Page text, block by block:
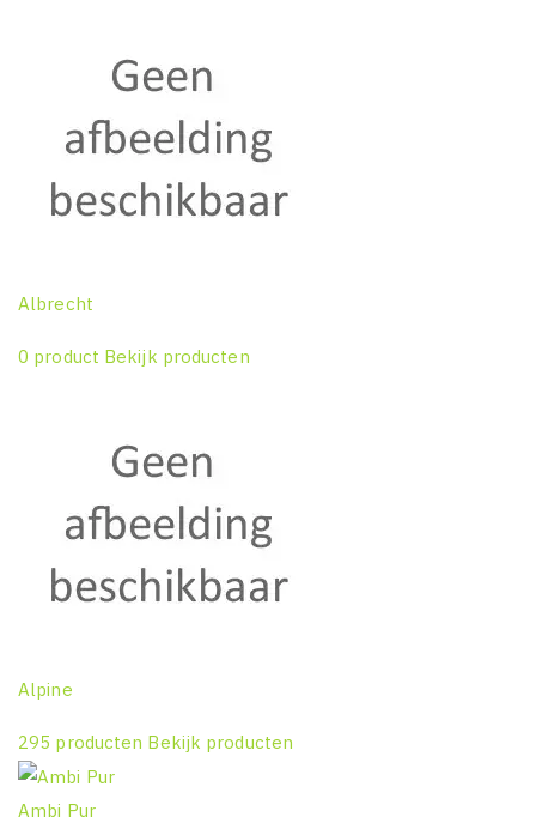
Albrecht
0 product Bekijk producten
Alpine
295 producten Bekijk producten
Ambi Pur